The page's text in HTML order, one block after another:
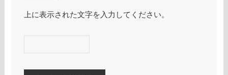
上に表示された文字を入力してください。